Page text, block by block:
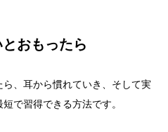
おもったら
、耳から慣れていき、そして実
で習得できる方法です。